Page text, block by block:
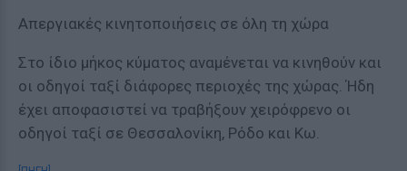
Απεργιακές κινητοποιήσεις σε όλη τη χώρα
Στο ίδιο μήκος κύματος αναμένεται να κινηθούν και
οι οδηγοί ταξί διάφορες περιοχές της χώρας. Ήδη
έχει αποφασιστεί να τραβήξουν χειρόφρενο οι
οδηγοί ταξί σε Θεσσαλονίκη, Ρόδο και Κω.